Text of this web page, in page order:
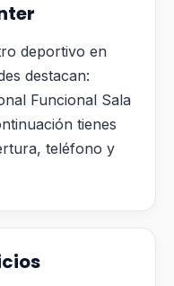
deportivo en
destacan:
Funcional Sala
tienes
teléfono y